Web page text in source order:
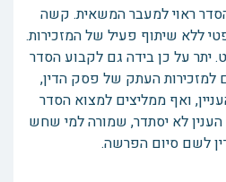
ראוי למעבר המשאית. קשה
ללא שיתוף פעיל של המזכירות.
יתר על כן בידה גם לקבוע הסדר
למזכירות העתק של פסק הדין,
ואף ממליצים למצוא הסדר
לא יסתדר, שמורה למי שחש
לשם סיום הפרשה.